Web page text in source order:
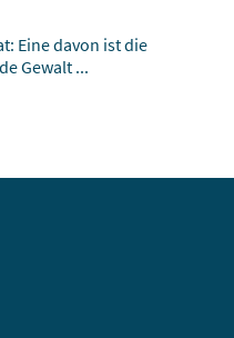
Eine davon ist die
Gewalt ...